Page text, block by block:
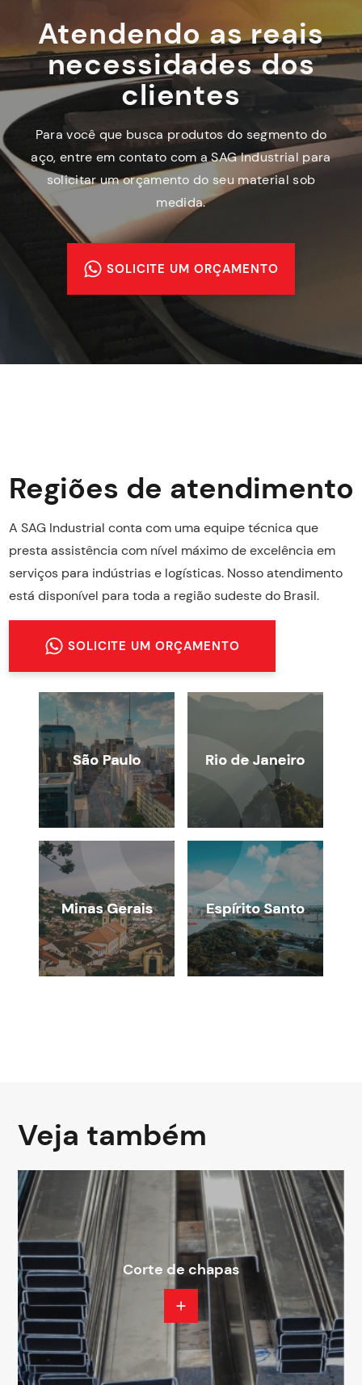
Atendendo as reais
necessidades dos
clientes
Para você que busca produtos do segmento do
aço, entre em contato com a SAG Industrial para
solicitar um orçamento do seu material sob
medida.
SOLICITE UM ORÇAMENTO
Regiões de atendimento
A SAG Industrial conta com uma equipe técnica que
presta assistência com nível máximo de excelência em
serviços para indústrias e logísticas. Nosso atendimento
está disponível para toda a região sudeste do Brasil.
SOLICITE UM ORÇAMENTO
Veja também
Corte de chapas